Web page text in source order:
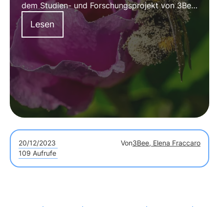
dem Studien- und Forschungsprojekt von 3Bee
zum Thema biologische Vielfalt und Bestäuber.
Dies ist der erste Schritt zu einem größeren
Regenerationsprojekt.
Lesen
20/12/2023 Von3Bee, Elena Fraccaro
109 Aufrufe